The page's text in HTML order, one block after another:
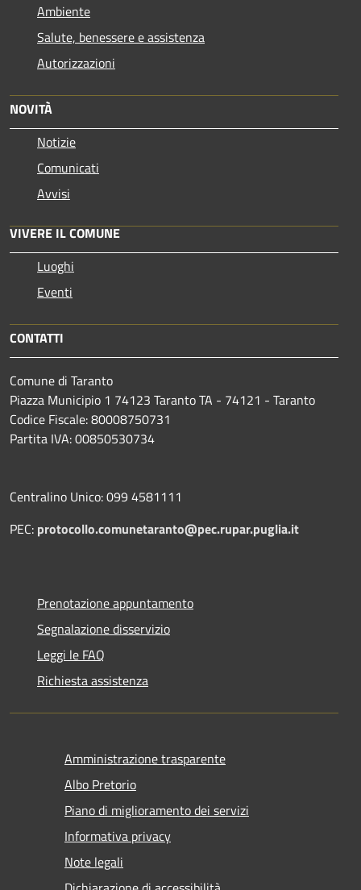
Ambiente
Salute, benessere e assistenza
Autorizzazioni
NOVITÀ
Notizie
Comunicati
Avvisi
VIVERE IL COMUNE
Luoghi
Eventi
CONTATTI
Comune di Taranto
Piazza Municipio 1 74123 Taranto TA - 74121 - Taranto
Codice Fiscale: 80008750731
Partita IVA: 00850530734
Centralino Unico: 099 4581111
PEC: protocollo.comunetaranto@pec.rupar.puglia.it
Prenotazione appuntamento
Segnalazione disservizio
Leggi le FAQ
Richiesta assistenza
Amministrazione trasparente
Albo Pretorio
Piano di miglioramento dei servizi
Informativa privacy
Note legali